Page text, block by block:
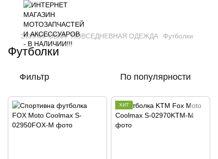
ЭКИПИРОВКА ПОВСЕДНЕВНАЯ ОДЕЖДА Футболки
Футболки
Фильтр По популярности
ХИТ